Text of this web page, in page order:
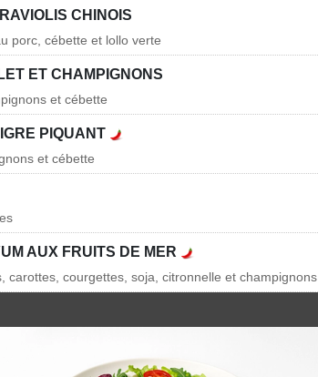
CHINOIS
porc, cébette et lollo verte
ET CHAMPIGNONS
et cébette
PIQUANT
et cébette
AUX FRUITS DE MER
carottes, courgettes, soja, citronnelle et champignons